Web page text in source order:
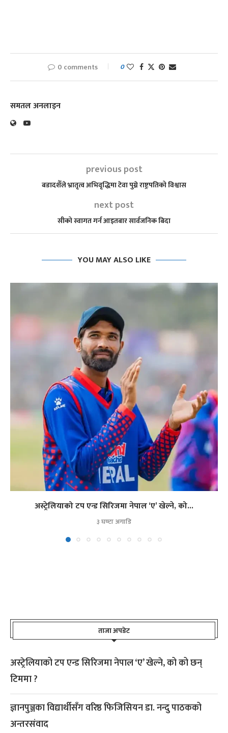
0 comments 0
समतल अनलाइन
previous post
बडादशैँले भ्रातृत्व अभिवृद्धिमा टेवा पुग्ने राष्ट्रपतिको विश्वास
next post
सीको स्वागत गर्न आइतबार सार्वजनिक बिदा
YOU MAY ALSO LIKE
अस्ट्रेलियाको टप एन्ड सिरिजमा नेपाल ‘ए’ खेल्ने, को...
३ घण्टा अगाडि
ताजा अपडेट
अस्ट्रेलियाको टप एन्ड सिरिजमा नेपाल ‘ए’ खेल्ने, को को छन्
टिममा ?
ज्ञानपुञ्जका विद्यार्थीसँग वरिष्ठ फिजिसियन डा. नन्दु पाठकको
अन्तरसंवाद